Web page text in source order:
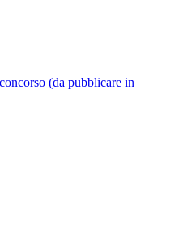
(da pubblicare in